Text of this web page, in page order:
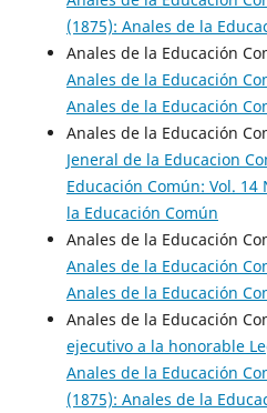
(1875): Anales de la
Anales de la Educación
Anales de la Educación
Anales de la Educación
Anales de la Educación
Jeneral de la Educacion
Educación Común: Vol.
la Educación Común
Anales de la Educación
Anales de la Educación
Anales de la Educación
Anales de la Educación
ejecutivo a la honorable
Anales de la Educación
(1875): Anales de la